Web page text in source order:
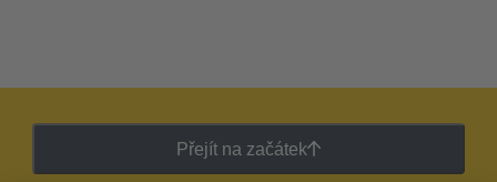
Přejít na začátek